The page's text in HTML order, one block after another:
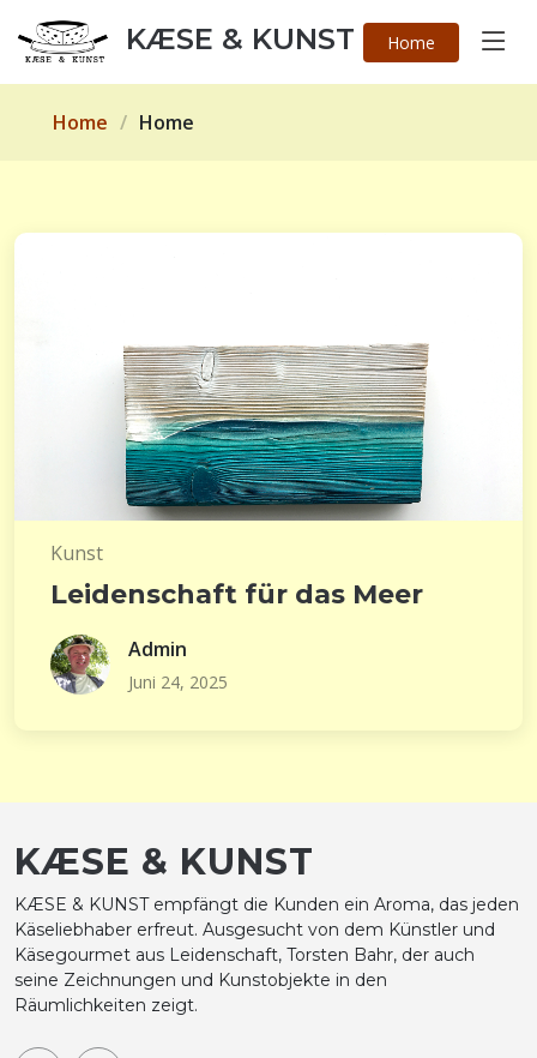
KÆSE & KUNST Home
Home Home
Kunst
Leidenschaft für das Meer
Admin
Juni 24, 2025
KÆSE & KUNST
KÆSE & KUNST empfängt die Kunden ein Aroma, das jeden
Käseliebhaber erfreut. Ausgesucht von dem Künstler und
Käsegourmet aus Leidenschaft, Torsten Bahr, der auch
seine Zeichnungen und Kunstobjekte in den
Räumlichkeiten zeigt.